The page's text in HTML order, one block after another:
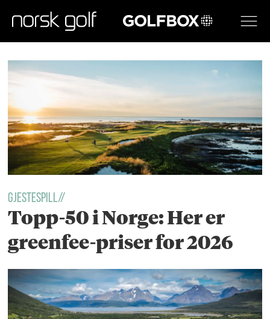
GOLFBOX
Tag:
lofoten
links
GJESTESPILL//
Topp-50 i Norge: Her er
greenfee-priser for 2026